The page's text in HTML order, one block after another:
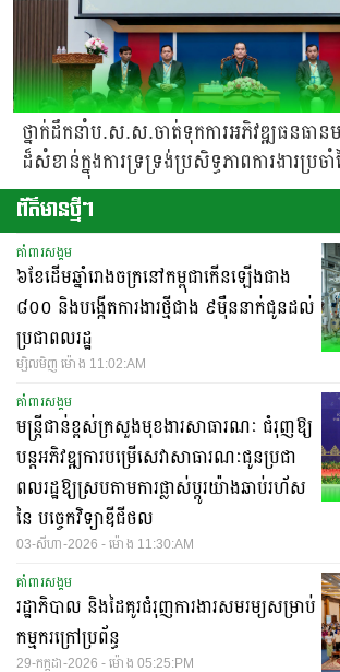
ថ្នាក់ដឹកនាំប.ស.ស.ចាត់ទុកការអភិវឌ្ឍធនធានម
ដ៏សំខាន់ក្នុងការទ្រទ្រង់ប្រសិទ្ធភាពការងារប្រចាំថ្
ព័ត៌មានថ្មីៗ
គាំពារសង្គម
៦ខែដើមឆ្នាំរោងចក្រនៅកម្ពុជាកើនឡើងជាង
៨០០ និងបង្កើតការងារថ្មីជាង ៩ម៉ឺននាក់ជូនដល់
ប្រជាពលរដ្ឋ
ម្សិលមិញ ម៉ោង 11:02:AM
គាំពារសង្គម
មន្ត្រីជាន់ខ្ពស់ក្រសួងមុខងារសាធារណៈ ជំរុញឱ្យ
បន្តអភិវឌ្ឍការបម្រើសេវាសាធារណៈជូនប្រជា
ពលរដ្ឋឱ្យស្របតាមការផ្លាស់ប្តូរយ៉ាងឆាប់រហ័ស
នៃ បច្ចេកវិទ្យាឌីជីថល
03-សីហា-2026 - ម៉ោង 11:30:AM
គាំពារសង្គម
រដ្ឋាភិបាល និងដៃគូរជំរុញការងារសមរម្យសម្រាប់
កម្មករក្រៅប្រព័ន្ធ
29-កក្តដា-2026 - ម៉ោង 05:25:PM